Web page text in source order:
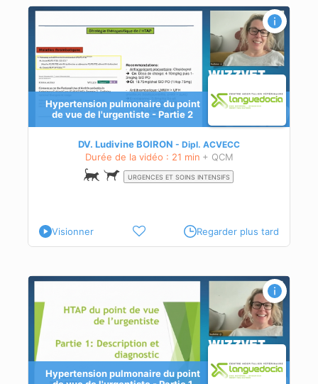
Hypertension pulmonaire du point
de vue de l'urgentiste - Partie 2
DV. Ludivine BOIRON Dipl. ACVECC
Durée de la vidéo : 21 min + QCM
URGENCES ET SOINS INTENSIFS
Visionner Regarder plus tard
Hypertension pulmonaire du point